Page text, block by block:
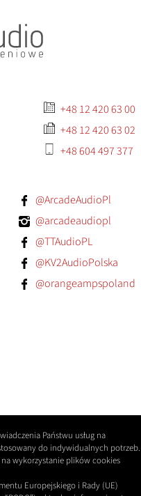
+48 12 420 63 00
+48 12 420 63 02
+48 604 497 377
@ArcadeAudioPl
@arcadeaudiopl
@TTAudioPL
@KV2AudioPolska
@orangeampspoland
Państwu usług na
do indywidualnych potrzeb.
wykorzystanie plików cookies
Europejskiego i Rady (UE)